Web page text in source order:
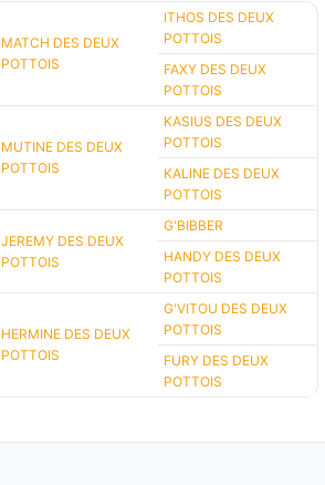
MATCH DES DEUX
POTTOIS
ITHOS DES DEUX
POTTOIS
FAXY DES DEUX
POTTOIS
MUTINE DES DEUX
POTTOIS
KASIUS DES DEUX
POTTOIS
KALINE DES DEUX
POTTOIS
JEREMY DES DEUX
POTTOIS
G'BIBBER
HANDY DES DEUX
POTTOIS
HERMINE DES DEUX
POTTOIS
G'VITOU DES DEUX
POTTOIS
FURY DES DEUX
POTTOIS